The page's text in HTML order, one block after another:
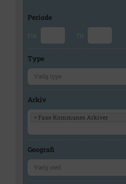
Periode
Fra Til
Type
Arkiv
× Faxe Kommunes Arkiver
Geografi